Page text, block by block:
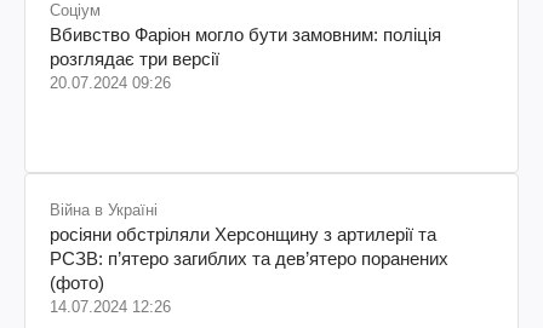
Соціум
Вбивство Фаріон могло бути замовним: поліція
розглядає три версії
20.07.2024 09:26
Війна в Україні
росіяни обстріляли Херсонщину з артилерії та
РСЗВ: п’ятеро загиблих та дев’ятеро поранених
(фото)
14.07.2024 12:26